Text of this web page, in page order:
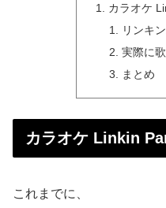
カラオケ
リンキ
実際に歌
まとめ
カラオケ Linkin
これまでに、